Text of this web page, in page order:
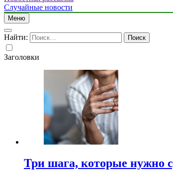
Случайные новости
Меню
Найти:
Заголовки
Три шага, которые нужно